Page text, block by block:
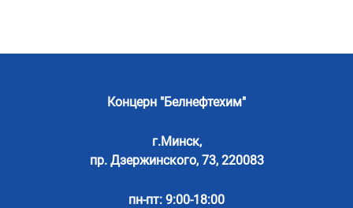
Концерн "Белнефтехим"
г.Минск,
пр. Дзержинского, 73, 220083
пн-пт: 9:00-18:00